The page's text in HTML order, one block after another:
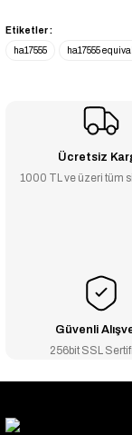
Etiketler :
ha17555
ha17555
Ücretsiz
1000 TL ve üzeri tüm
Güvenli
256bit SSL